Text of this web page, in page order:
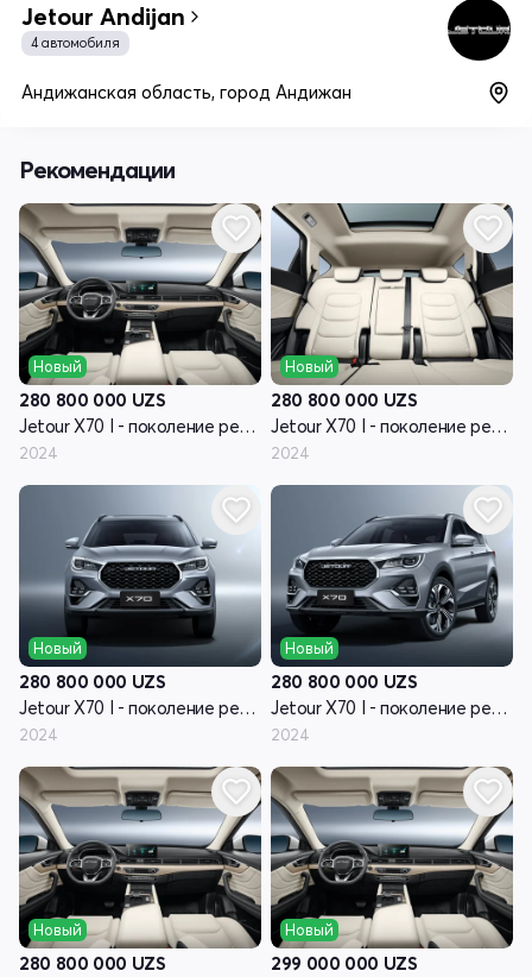
Jetour Andijan
4 автомобиля
Андижанская область, город Андижан
Рекомендации
Новый
280 800 000 UZS
Jetour X70 I - поколение рестайлинг
2024
Новый
280 800 000 UZS
Jetour X70 I - поколение рестайлинг
2024
Новый
280 800 000 UZS
Jetour X70 I - поколение рестайлинг
2024
Новый
280 800 000 UZS
Jetour X70 I - поколение рестайлинг
2024
Новый
280 800 000 UZS
Новый
299 000 000 UZS